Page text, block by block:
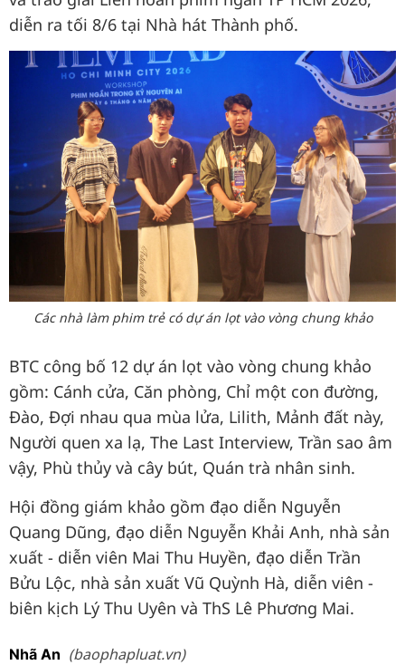
diễn ra tối 8/6 tại Nhà hát Thành phố.
Các nhà làm phim trẻ có dự án lọt vào vòng chung khảo
BTC công bố 12 dự án lọt vào vòng chung khảo
gồm: Cánh cửa, Căn phòng, Chỉ một con đường,
Đào, Đợi nhau qua mùa lửa, Lilith, Mảnh đất này,
Người quen xa lạ, The Last Interview, Trần sao âm
vậy, Phù thủy và cây bút, Quán trà nhân sinh.
Hội đồng giám khảo gồm đạo diễn Nguyễn
Quang Dũng, đạo diễn Nguyễn Khải Anh, nhà sản
xuất - diễn viên Mai Thu Huyền, đạo diễn Trần
Bửu Lộc, nhà sản xuất Vũ Quỳnh Hà, diễn viên -
biên kịch Lý Thu Uyên và ThS Lê Phương Mai.
Nhã An (baophapluat.vn)